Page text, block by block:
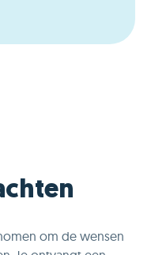
om de wensen